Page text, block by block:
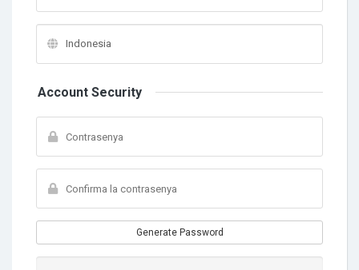
Account Security
Generate Password